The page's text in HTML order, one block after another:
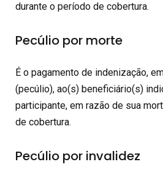
durante o período de cobertura.
Pecúlio por morte
É o pagamento de indenização,
(pecúlio), ao(s) beneficiário(s)
participante, em razão de sua
de cobertura.
Pecúlio por invalidez